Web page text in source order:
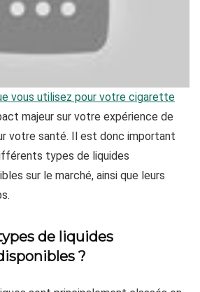
vous utilisez pour votre cigarette
majeur sur votre expérience de
votre santé. Il est donc important
types de liquides
sur le marché, ainsi que leurs
de liquides
?